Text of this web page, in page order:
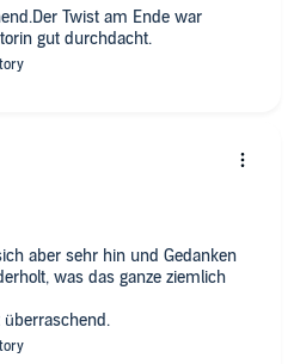
Twist am Ende war
gut durchdacht.
aber sehr hin und Gedanken
was das ganze ziemlich